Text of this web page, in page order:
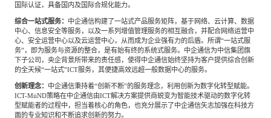
国际认证，具备国内及国际合规化能力。
综合一站式服务：
中企通信构建了一站式产品服务矩阵，基于网络、云计算、数据
中心、信息安全等服务，以及一系列增值管理服务的相互融合，并配合网络运营中
心、安全运营中心以及云运营中心，从而成为企业强有力的后盾。所谓“一站式服
务”，即为服务与资源的整合，是有始有终的系统式服务。中企通信为中信集团旗
下子公司，央企背景所带来的责任感，使得中企通信始终坚持为客户提供综合创新
的全天候“一站式”ICT服务，其便捷高效远超一般数据中心的服务。
创新理念：
中企通信秉持着“创新不断”的服务理念，利用创新为数字化转型赋能。
ICT-MiiND策略在中企通信由ICT解决方案提供商蜕变为智能技术驱动的数字化转
型赋能者的过程中，担当着核心的角色，也充分展示了中企通信矢志加强在科技方
面的专业知识和不断追求创新的努力。